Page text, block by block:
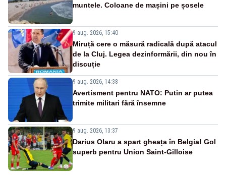
muntele. Coloane de mașini pe șosele
9 aug. 2026, 15:40
Miruță cere o măsură radicală după atacul
de la Cluj. Legea dezinformării, din nou în
discuție
9 aug. 2026, 14:38
Avertisment pentru NATO: Putin ar putea
trimite militari fără însemne
9 aug. 2026, 13:37
Darius Olaru a spart gheața în Belgia! Gol
superb pentru Union Saint-Gilloise